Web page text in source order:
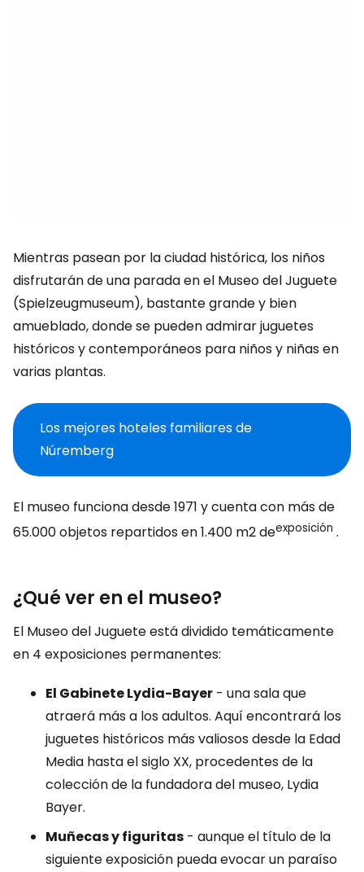
Mientras pasean por la ciudad histórica, los niños
disfrutarán de una parada en el Museo del Juguete
(Spielzeugmuseum), bastante grande y bien
amueblado, donde se pueden admirar juguetes
históricos y contemporáneos para niños y niñas en
varias plantas.
Los mejores hoteles familiares de
Núremberg
El museo funciona desde 1971 y cuenta con más de
65.000 objetos repartidos en 1.400 m2 deexposición .
¿Qué ver en el museo?
El Museo del Juguete está dividido temáticamente
en 4 exposiciones permanentes:
El Gabinete Lydia-Bayer - una sala que
atraerá más a los adultos. Aquí encontrará los
juguetes históricos más valiosos desde la Edad
Media hasta el siglo XX, procedentes de la
colección de la fundadora del museo, Lydia
Bayer.
Muñecas y figuritas - aunque el título de la
siguiente exposición pueda evocar un paraíso